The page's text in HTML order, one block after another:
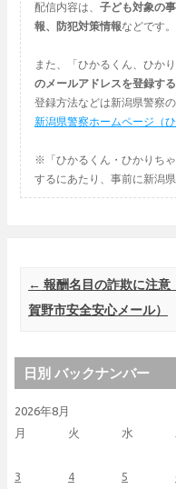
配信内容は、 子ども対象の
報、防犯対策情報などです。
また、「ひかるくん、ひか
のメールアドレスを登録す
登録方法などは新潟県警察
新潟県警察ホームページ（
※「ひかるくん・ひかりち
するにあたり、事前に新潟
Post navigation
← 報酬名目の詐欺に注意
賀野市安全安心メール）
日別 バックナンバー
2026年8月
月
火 水
3
4 5